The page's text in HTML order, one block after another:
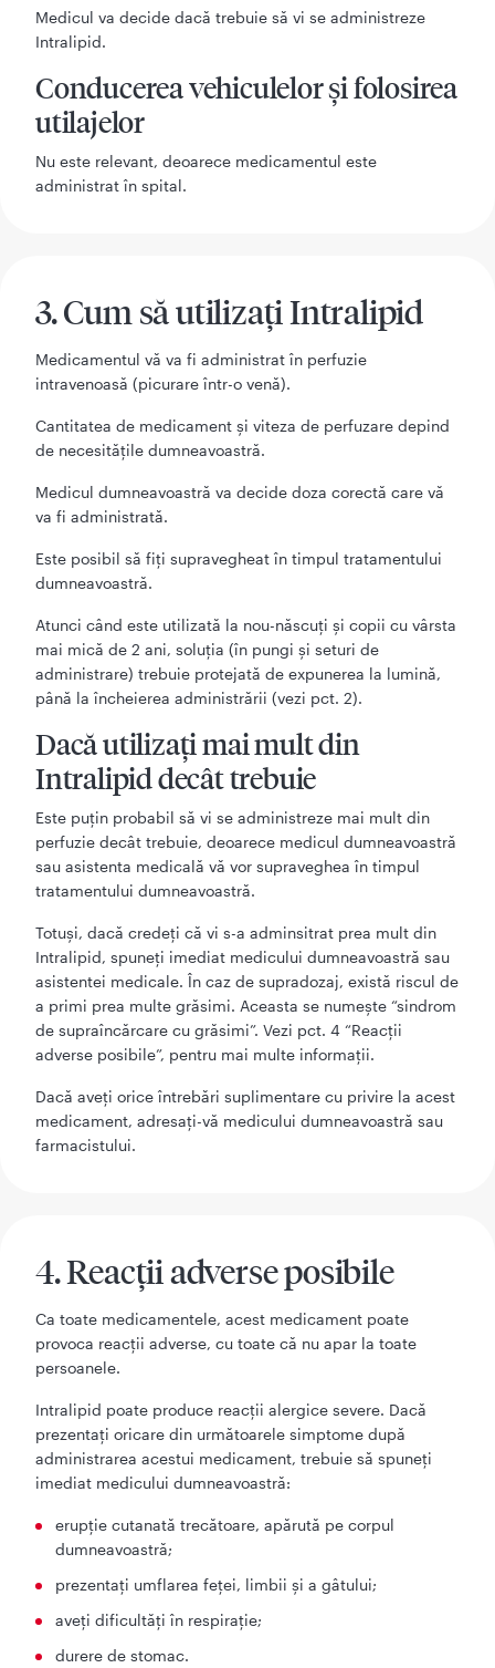
Medicul va decide dacă trebuie să vi se administreze
Intralipid.
Conducerea vehiculelor şi folosirea
utilajelor
Nu este relevant, deoarece medicamentul este
administrat în spital.
3. Cum să utilizaţi Intralipid
Medicamentul vă va fi administrat în perfuzie
intravenoasă (picurare într-o venă).
Cantitatea de medicament şi viteza de perfuzare depind
de necesităţile dumneavoastră.
Medicul dumneavoastră va decide doza corectă care vă
va fi administrată.
Este posibil să fiţi supravegheat în timpul tratamentului
dumneavoastră.
Atunci când este utilizată la nou-născuți și copii cu vârsta
mai mică de 2 ani, soluția (în pungi și seturi de
administrare) trebuie protejată de expunerea la lumină,
până la încheierea administrării (vezi pct. 2).
Dacă utilizaţi mai mult din
Intralipid decât trebuie
Este puţin probabil să vi se administreze mai mult din
perfuzie decât trebuie, deoarece medicul dumneavoastră
sau asistenta medicală vă vor supraveghea în timpul
tratamentului dumneavoastră.
Totuşi, dacă credeţi că vi s-a adminsitrat prea mult din
Intralipid, spuneţi imediat medicului dumneavoastră sau
asistentei medicale. În caz de supradozaj, există riscul de
a primi prea multe grăsimi. Aceasta se numeşte “sindrom
de supraîncărcare cu grăsimi”. Vezi pct. 4 “Reacţii
adverse posibile”, pentru mai multe informaţii.
Dacă aveţi orice întrebări suplimentare cu privire la acest
medicament, adresaţi-vă medicului dumneavoastră sau
farmacistului.
4. Reacţii adverse posibile
Ca toate medicamentele, acest medicament poate
provoca reacţii adverse, cu toate că nu apar la toate
persoanele.
Intralipid poate produce reacţii alergice severe. Dacă
prezentaţi oricare din următoarele simptome după
administrarea acestui medicament, trebuie să spuneţi
imediat medicului dumneavoastră:
erupţie cutanată trecătoare, apărută pe corpul
dumneavoastră;
prezentaţi umflarea feţei, limbii şi a gâtului;
aveţi dificultăţi în respiraţie;
durere de stomac.